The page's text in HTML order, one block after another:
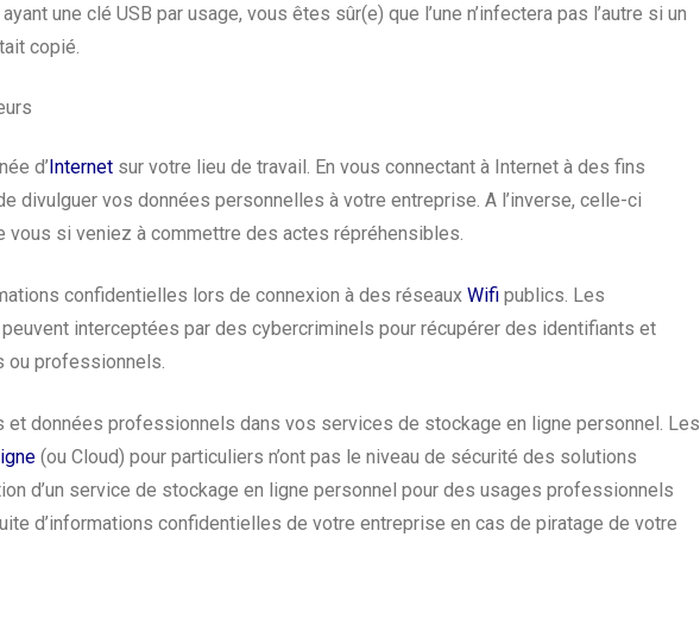
ayant une clé USB par usage, vous êtes sûr(e) que l’une n’infectera pas l’autre si un
copié.
d’Internet sur votre lieu de travail. En vous connectant à Internet à des fins
divulguer vos données personnelles à votre entreprise. A l’inverse, celle-ci
vous si veniez à commettre des actes répréhensibles.
confidentielles lors de connexion à des réseaux Wifi publics. Les
interceptées par des cybercriminels pour récupérer des identifiants et
professionnels.
et données professionnels dans vos services de stockage en ligne personnel. Les
(ou Cloud) pour particuliers n’ont pas le niveau de sécurité des solutions
d’un service de stockage en ligne personnel pour des usages professionnels
d’informations confidentielles de votre entreprise en cas de piratage de votre